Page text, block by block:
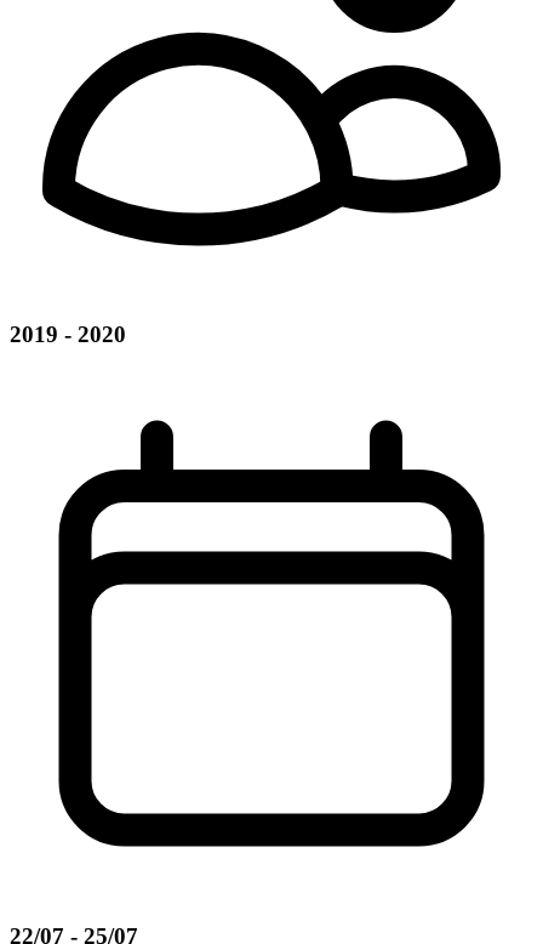
2019 - 2020
22/07 - 25/07